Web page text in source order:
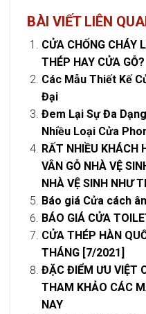
BÀI VIẾT LIÊN
CỬA CHỐNG CHÁY
THÉP HAY CỬA GỖ?
Các Mẫu Thiết Kế
Đại
Đem Lại Sự Đa
Nhiều Loại Cửa
RẤT NHIỀU KHÁCH
VÂN GỖ NHÀ VỆ
NHÀ VỆ SINH NHƯ
Báo giá Cửa cách
BÁO GIÁ CỬA
CỬA THÉP HÀN
THÁNG [7/2021]
ĐẶC ĐIỂM ƯU VIỆT
THAM KHẢO CÁC
NAY